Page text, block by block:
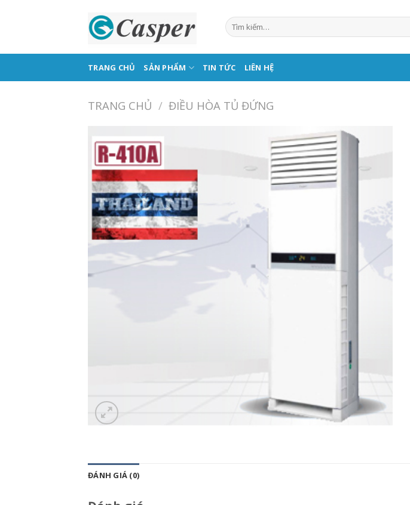
TRANG CHỦ SẢN PHẨM TIN TỨC LIÊN HỆ
TRANG CHỦ / ĐIỀU HÒA TỦ ĐỨNG
ĐÁNH GIÁ (0)